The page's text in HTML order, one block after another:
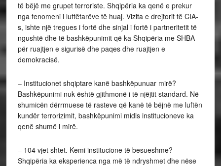
të bëjë me grupet terroriste. Shqipëria ka qenë e prekur
nga fenomeni i luftëtarëve të huaj. Vizita e drejtorit të CIA-
s, ishte një tregues i fortë dhe sinjal i fortë i partneritetit të
ngushtë dhe të bashkëpunimit që ka Shqipëria me SHBA
për ruajtjen e sigurisë dhe paqes dhe ruajtjen e
demokracisë.
– Institucionet shqiptare kanë bashkëpunuar mirë?
Bashkëpunimi nuk është gjithmonë i të njëjtit standard. Në
shumicën dërrmuese të rasteve që kanë të bëjnë me luftën
kundër terrorizimit, bashkëpunimi midis institucioneve ka
qenë shumë i mirë.
– 104 vjet shtet. Kemi institucione të besueshme?
Shqipëria ka eksperienca nga më të ndryshmet dhe nëse